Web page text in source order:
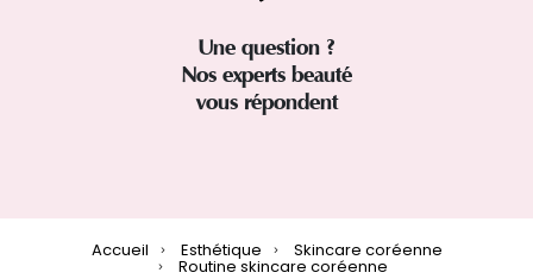
Une question ?
Nos experts beauté
vous répondent
Accueil Esthétique Skincare coréenne
Routine skincare coréenne